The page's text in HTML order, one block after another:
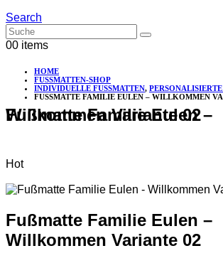
Search
00 items
HOME
FUSSMATTEN-SHOP
INDIVIDUELLE FUSSMATTEN, PERSONALISIERTE
FUSSMATTE FAMILIE EULEN – WILLKOMMEN
Fußmatte Familie Eulen – Willkommen Variante 02
Hot
Fußmatte Familie Eulen –
Willkommen Variante 02